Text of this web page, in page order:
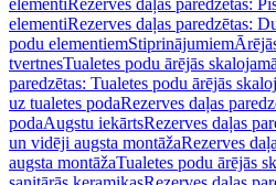
elementiRezerves daļas paredzētas:
elementiRezerves daļas paredzētas:
podu elementiemStiprinājumiem
tvertnesTualetes podu ārējās
paredzētas: Tualetes podu ārējās
uz tualetes podaRezerves daļas
podaAugstu iekārtsRezerves daļas
un vidēji augsta montāžaRezerves
augsta montāžaTualetes podu ārējās